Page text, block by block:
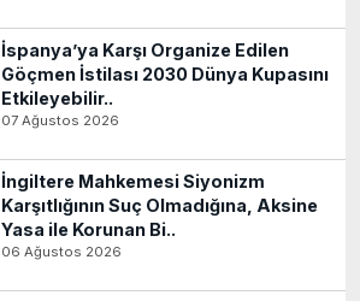
İspanya’ya Karşı Organize Edilen
Göçmen İstilası 2030 Dünya Kupasını
Etkileyebilir..
07 Ağustos 2026
İngiltere Mahkemesi Siyonizm
Karşıtlığının Suç Olmadığına, Aksine
Yasa ile Korunan Bi..
06 Ağustos 2026